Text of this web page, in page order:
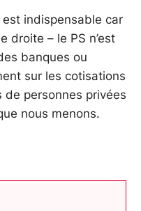
indispensable car
droite – le PS n’est
banques ou
sur les cotisations
personnes privées
nous menons.